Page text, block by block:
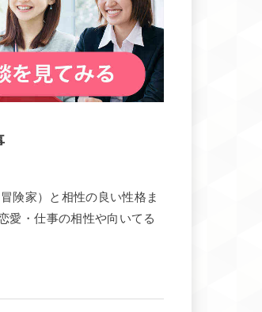
冒険家）と相性の良い性格ま
愛・仕事の相性や向いてる